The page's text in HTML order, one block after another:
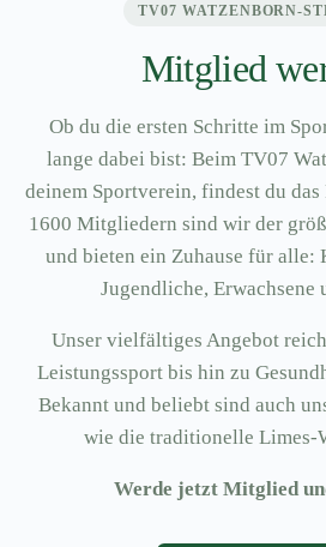
TV07 WATZENBORN-
Mitglied
Ob du die ersten Schritte im
lange dabei bist: Beim TV07
deinem Sportverein, findest du
1600 Mitgliedern sind wir der
und bieten ein Zuhause für alle:
Jugendliche, Erwachsene
Unser vielfältiges Angebot
Leistungssport bis hin zu
Bekannt und beliebt sind auch
wie die traditionelle Limes-
Werde jetzt Mitglied